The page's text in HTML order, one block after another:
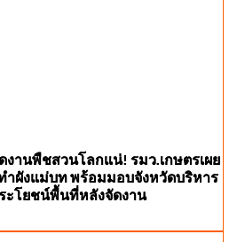
งานพืชสวนโลกแน่! รมว.เกษตรเผย
ำผังแม่บท พร้อมมอบจังหวัดบริหาร
ะโยชน์พื้นที่หลังจัดงาน